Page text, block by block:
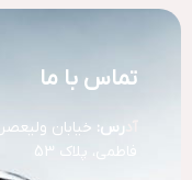
تماس با ما
رس: خیابان
فاطمی، پلاک 53